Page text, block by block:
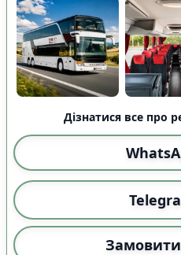
Дізнатися все про